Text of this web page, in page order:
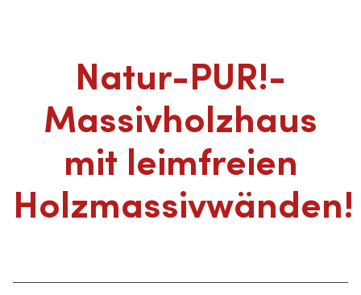
Natur-PUR!-
Massivholzhaus
mit leimfreien
Holzmassivwänden!